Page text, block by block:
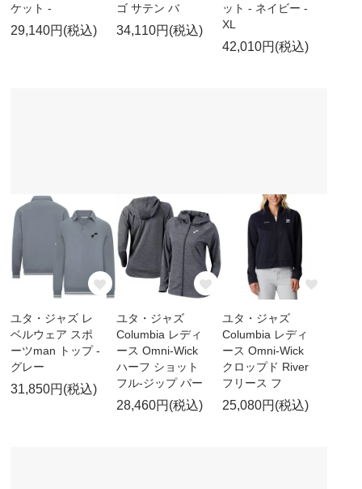
ケット -
29,140円(税込)
ゴ サテン バ
34,110円(税込)
ット - ネイビー -
XL
42,010円(税込)
ユタ・ジャズ レ
ベルウェア スポ
ーツman トップ -
グレー
31,850円(税込)
ユタ・ジャズ
Columbia レディ
ース Omni-Wick
ハーフ ショット
フル-ジップ パー
28,460円(税込)
ユタ・ジャズ
Columbia レディ
ース Omni-Wick
クロップド River
フリース フ
25,080円(税込)